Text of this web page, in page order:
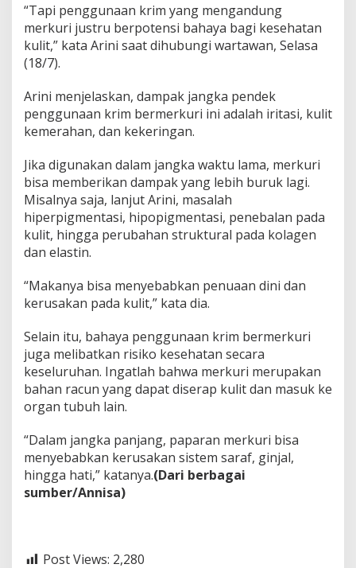
“Tapi penggunaan krim yang mengandung
merkuri justru berpotensi bahaya bagi kesehatan
kulit,” kata Arini saat dihubungi wartawan, Selasa
(18/7).
Arini menjelaskan, dampak jangka pendek
penggunaan krim bermerkuri ini adalah iritasi, kulit
kemerahan, dan kekeringan.
Jika digunakan dalam jangka waktu lama, merkuri
bisa memberikan dampak yang lebih buruk lagi.
Misalnya saja, lanjut Arini, masalah
hiperpigmentasi, hipopigmentasi, penebalan pada
kulit, hingga perubahan struktural pada kolagen
dan elastin.
“Makanya bisa menyebabkan penuaan dini dan
kerusakan pada kulit,” kata dia.
Selain itu, bahaya penggunaan krim bermerkuri
juga melibatkan risiko kesehatan secara
keseluruhan. Ingatlah bahwa merkuri merupakan
bahan racun yang dapat diserap kulit dan masuk ke
organ tubuh lain.
“Dalam jangka panjang, paparan merkuri bisa
menyebabkan kerusakan sistem saraf, ginjal,
hingga hati,” katanya.(Dari berbagai
sumber/Annisa)
Post Views: 2,280